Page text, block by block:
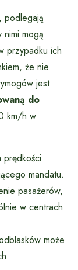
podlegają
mogą
przypadku ich
że nie
jest
do
km/h w
mandatu.
pasażerów,
w centrach
może